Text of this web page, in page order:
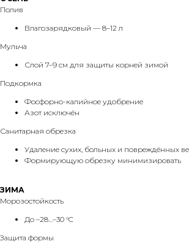
Полив
Влагозарядковый — 8–12 л
Мульча
Слой 7–9 см для защиты корней зимой
Подкормка
Фосфорно-калийное удобрение
Азот исключён
Санитарная обрезка
Удаление сухих, больных и повреждённых
Формирующую обрезку минимизировать
ЗИМА
Морозостойкость
До –28…–30 °C
Защита формы